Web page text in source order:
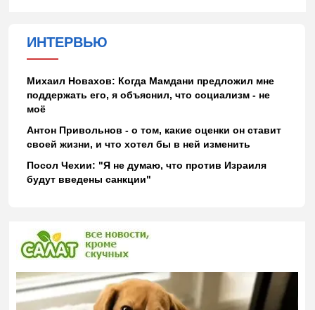
ИНТЕРВЬЮ
Михаил Новахов: Когда Мамдани предложил мне
поддержать его, я объяснил, что социализм - не
моё
Антон Привольнов - о том, какие оценки он ставит
своей жизни, и что хотел бы в ней изменить
Посол Чехии: "Я не думаю, что против Израиля
будут введены санкции"